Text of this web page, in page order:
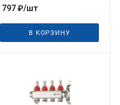
797₽/шт
В КОРЗИНУ